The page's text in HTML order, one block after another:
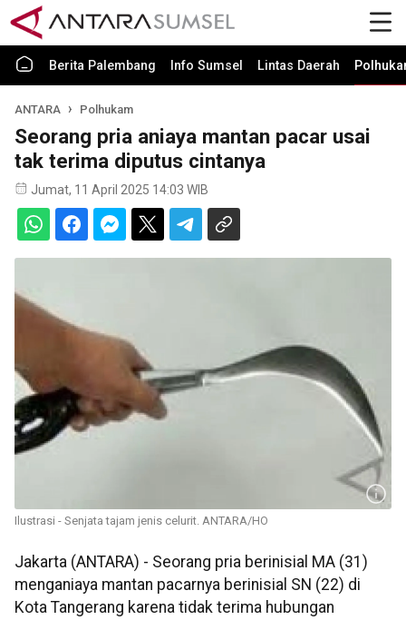
Berita Palembang Info Sumsel Lintas Daerah
ANTARA Polhukam
Seorang pria aniaya mantan pacar usai
tak terima diputus cintanya
Jumat, 11 April 2025 14:03 WIB
Ilustrasi - Senjata tajam jenis celurit. ANTARA/HO
Jakarta (ANTARA) - Seorang pria berinisial MA (31)
menganiaya mantan pacarnya berinisial SN (22) di
Kota Tangerang karena tidak terima hubungan